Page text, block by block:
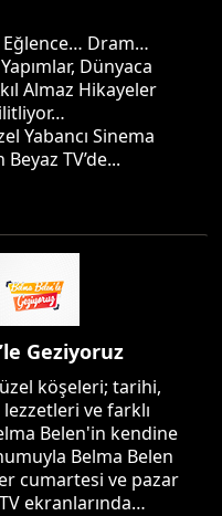
Dram…
Dünyaca
Almaz Hikayeler
Yabancı Sinema
TV’de...
Geziyoruz
köşeleri; tarihi,
ve farklı
Belen'in kendine
Belma Belen
cumartesi ve pazar
ekranlarında…